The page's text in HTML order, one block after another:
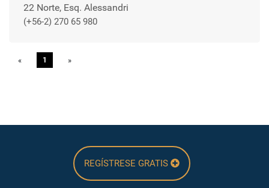
22 Norte, Esq. Alessandri
(+56-2) 270 65 980
« Previous
1 »
REGÍSTRESE GRATIS